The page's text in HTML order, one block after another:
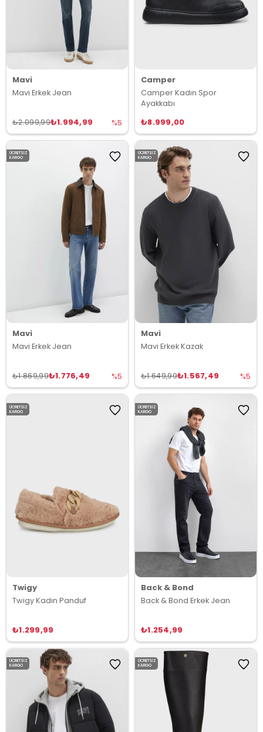
Mavi
Mavi Erkek Jean
₺1.994,99
₺2.099,99 %5
Camper
Camper Kadın Spor
Ayakkabı
₺8.999,00
Mavi
Mavi Erkek Jean
₺1.776,49
₺1.869,99 %5
ÜCRETSIZ
KARGO
Mavi
Mavi Erkek Kazak
₺1.567,49
₺1.649,99 %5
ÜCRETSIZ
KARGO
Twigy
Twigy Kadın Panduf
₺1.299,99
ÜCRETSIZ
KARGO
Back & Bond
Back & Bond Erkek Jean
₺1.254,99
ÜCRETSIZ
KARGO
ÜCRETSIZ
KARGO
ÜCRETSIZ
KARGO